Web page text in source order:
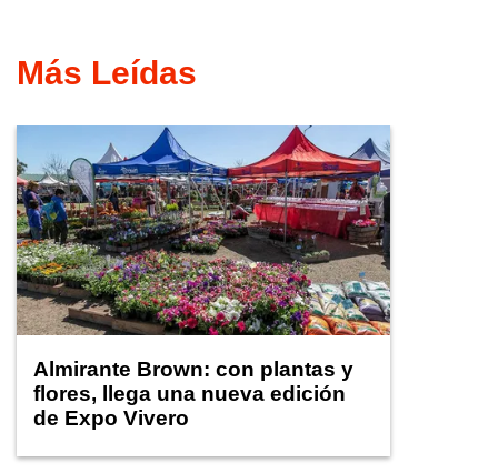
Más Leídas
Almirante Brown: con plantas y
flores, llega una nueva edición
de Expo Vivero